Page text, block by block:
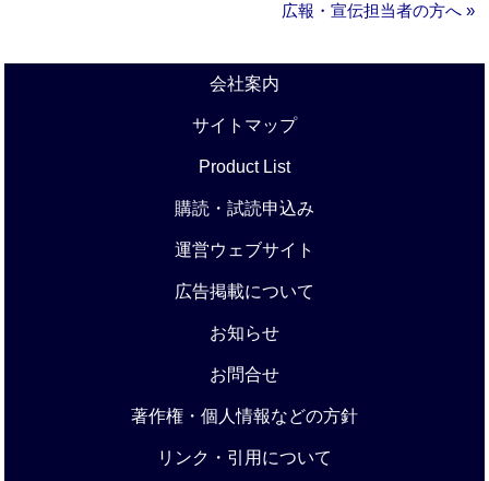
広報・宣伝担当者の方へ »
会社案内
サイトマップ
Product List
購読・試読申込み
運営ウェブサイト
広告掲載について
お知らせ
お問合せ
著作権・個人情報などの方針
リンク・引用について